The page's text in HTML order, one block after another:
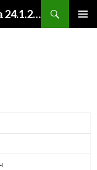
Сайт диссертационного совета 24.1.206.01